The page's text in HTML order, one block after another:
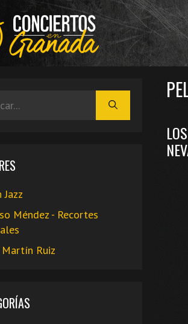
Méndez - Recortes
Martín Ruiz